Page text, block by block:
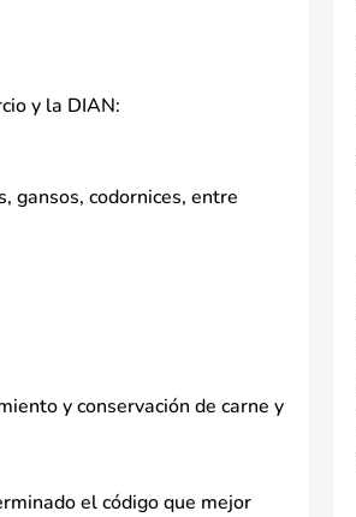
y la DIAN:
gansos, codornices, entre
y conservación de carne y
el código que mejor